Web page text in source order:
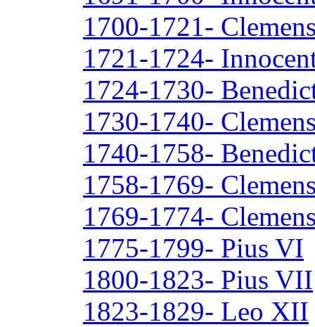
1700-1721-
1721-1724-
1724-1730-
1730-1740-
1740-1758-
1758-1769-
1769-1774-
1775-1799- Pius VI
1800-1823- Pius VII
1823-1829- Leo XII